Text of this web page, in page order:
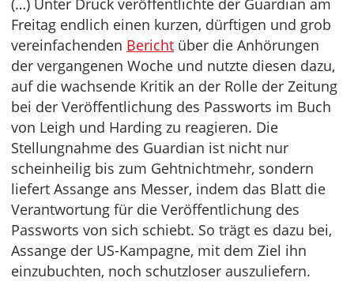
(…) Unter Druck veröffentlichte der Guardian am
Freitag endlich einen kurzen, dürftigen und grob
vereinfachenden Bericht über die Anhörungen
der vergangenen Woche und nutzte diesen dazu,
auf die wachsende Kritik an der Rolle der Zeitung
bei der Veröffentlichung des Passworts im Buch
von Leigh und Harding zu reagieren. Die
Stellungnahme des Guardian ist nicht nur
scheinheilig bis zum Gehtnichtmehr, sondern
liefert Assange ans Messer, indem das Blatt die
Verantwortung für die Veröffentlichung des
Passworts von sich schiebt. So trägt es dazu bei,
Assange der US-Kampagne, mit dem Ziel ihn
einzubuchten, noch schutzloser auszuliefern.